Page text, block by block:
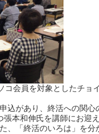
コ会員を対象としたチョ
込があり、終活への関心
本和伸氏を講師にお迎
、「終活のいろは」を分